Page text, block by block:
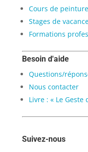
Cours de peinture
Stages de
Formations
Besoin d'aide
Questions/
Nous contacter
Livre : « Le Geste
Suivez-nous